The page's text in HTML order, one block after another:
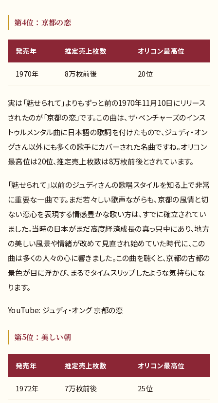
第4位：京都の恋
発売年 推定売上枚数 オリコン最高位
1970年 8万枚前後 20位
実は「魅せられて」よりもずっと前の1970年11月10日にリリース
されたのが「京都の恋」です。この曲は、ザ・ベンチャーズのインス
トゥルメンタル曲に日本語の歌詞を付けたもので、ジュディ・オン
グさん以外にも多くの歌手にカバーされた名曲ですね。オリコン
最高位は20位、推定売上枚数は8万枚前後とされています。
「魅せられて」以前のジュディさんの歌唱スタイルを知る上で非常
に重要な一曲です。まだ若々しい歌声ながらも、京都の風情と切
ない恋心を表現する情感豊かな歌い方は、すでに確立されてい
ました。当時の日本がまだ高度経済成長の真っ只中にあり、地方
の美しい風景や情緒が改めて見直され始めていた時代に、この
曲は多くの人々の心に響きました。この曲を聴くと、京都の古都の
景色が目に浮かび、まるでタイムスリップしたような気持ちにな
ります。
YouTube: ジュディ・オング 京都の恋
第5位：美しい朝
発売年 推定売上枚数 オリコン最高位
1972年 7万枚前後 25位